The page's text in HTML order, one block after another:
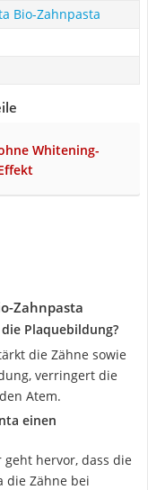
Bio-Zahnpasta
Whitening-
Zahnpasta
Plaquebildung?
die Zähne sowie
verringert die
Atem.
einen
hervor, dass die
die Zähne bei